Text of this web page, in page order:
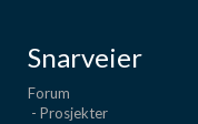
Snarveier
Forum
- Prosjekter